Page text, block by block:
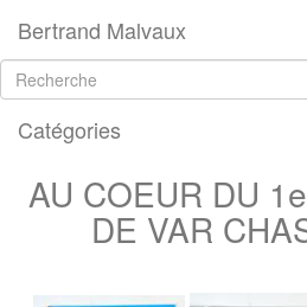
Bertrand Malvaux
Catégories
AU COEUR DU
DE VAR